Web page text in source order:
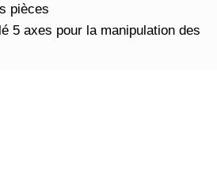
pièces
5 axes pour la manipulation des